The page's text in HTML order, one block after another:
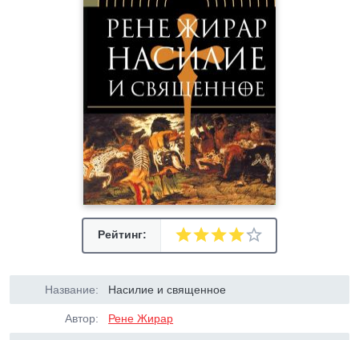
Рейтинг:
Название: Насилие и священное
Автор: Рене Жирар